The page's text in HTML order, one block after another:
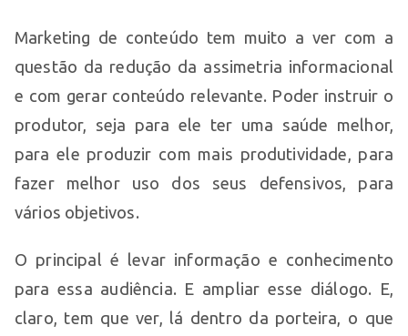
Marketing de conteúdo tem muito a ver com a
questão da redução da assimetria informacional
e com gerar conteúdo relevante. Poder instruir o
produtor, seja para ele ter uma saúde melhor,
para ele produzir com mais produtividade, para
fazer melhor uso dos seus defensivos, para
vários objetivos.
O principal é levar informação e conhecimento
para essa audiência. E ampliar esse diálogo. E,
claro, tem que ver, lá dentro da porteira, o que